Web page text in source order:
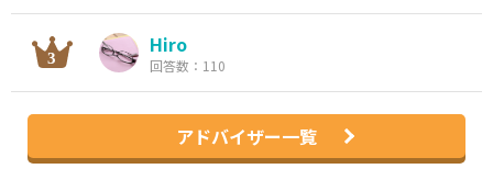
Hiro
回答数：110
アドバイザー一覧